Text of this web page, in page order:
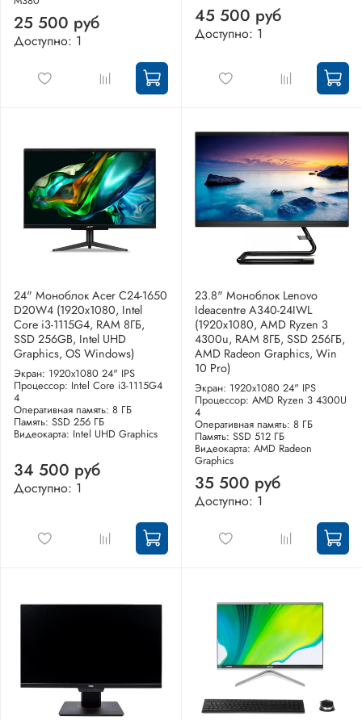
25 500 руб
Доступно: 1
45 500 руб
Доступно: 1
24" Моноблок Acer C24-1650
D20W4 (1920x1080, Intel
Core i3-1115G4, RAM 8ГБ,
SSD 256GB, Intel UHD
Graphics, OS Windows)
Экран: 1920x1080 24" IPS
Процессор: Intel Core i3-1115G4
4
Оперативная память: 8 ГБ
Память: SSD 256 ГБ
Видеокарта: Intel UHD Graphics
34 500 руб
Доступно: 1
23.8" Моноблок Lenovo
Ideacentre A340-24IWL
(1920x1080, AMD Ryzen 3
4300u, RAM 8ГБ, SSD 256ГБ,
AMD Radeon Graphics, Win
10 Pro)
Экран: 1920x1080 24" IPS
Процессор: AMD Ryzen 3 4300U
4
Оперативная память: 8 ГБ
Память: SSD 512 ГБ
Видеокарта: AMD Radeon
Graphics
35 500 руб
Доступно: 1